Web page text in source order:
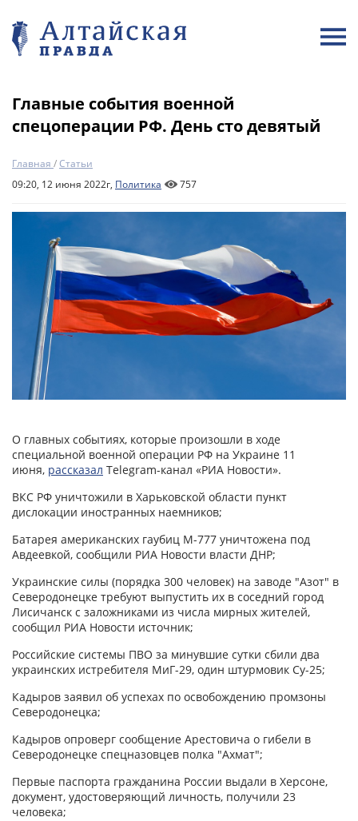
Главные события военной
спецоперации РФ. День сто девятый
Главная /Статьи
09:20, 12 июня 2022г, Политика 757
О главных событиях, которые произошли в ходе
специальной военной операции РФ на Украине 11
июня, рассказал Telegram-канал «РИА Новости».
ВКС РФ уничтожили в Харьковской области пункт
дислокации иностранных наемников;
Батарея американских гаубиц M-777 уничтожена под
Авдеевкой, сообщили РИА Новости власти ДНР;
Украинские силы (порядка 300 человек) на заводе "Азот" в
Северодонецке требуют выпустить их в соседний город
Лисичанск с заложниками из числа мирных жителей,
сообщил РИА Новости источник;
Российские системы ПВО за минувшие сутки сбили два
украинских истребителя МиГ-29, один штурмовик Су-25;
Кадыров заявил об успехах по освобождению промзоны
Северодонецка;
Кадыров опроверг сообщение Арестовича о гибели в
Северодонецке спецназовцев полка "Ахмат";
Первые паспорта гражданина России выдали в Херсоне,
документ, удостоверяющий личность, получили 23
человека;